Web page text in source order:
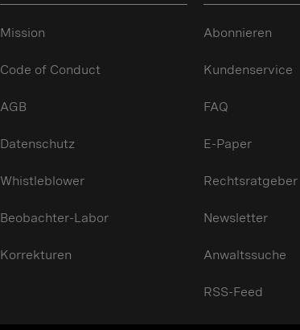
Mission
Code of Conduct
AGB
Datenschutz
Whistleblower
Beobachter-Labor
Korrekturen
Abonnieren
Kundenservice
FAQ
E-Paper
Rechtsratgeber
Newsletter
Anwaltssuche
RSS-Feed